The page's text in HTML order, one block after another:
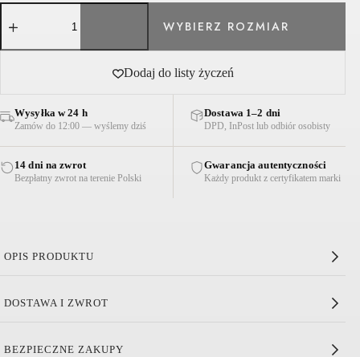
ilość
SPODNIE
COLONIA
KREMOWE
Dodaj do listy życzeń
Wysyłka w 24 h
Zamów do 12:00 — wyślemy dziś
Dostawa 1–2 dni
DPD, InPost lub odbiór osobisty
14 dni na zwrot
Bezpłatny zwrot na terenie Polski
Gwarancja autentyczności
Każdy produkt z certyfikatem marki
OPIS PRODUKTU
Subtelny kant
DOSTAWA I ZWROT
BEZPIECZNE ZAKUPY